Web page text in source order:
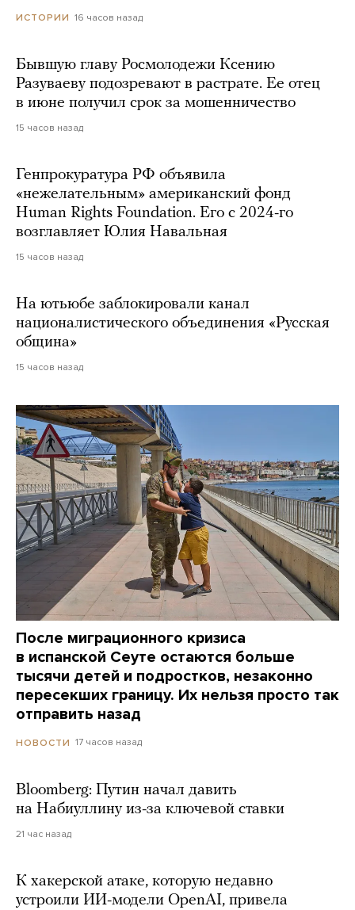
ИСТОРИИ 16 часов назад
Бывшую главу Росмолодежи Ксению
Разуваеву подозревают в растрате. Ее отец
в июне получил срок за мошенничество
15 часов назад
Генпрокуратура РФ объявила
«нежелательным» американский фонд
Human Rights Foundation. Его с 2024-го
возглавляет Юлия Навальная
15 часов назад
На ютьюбе заблокировали канал
националистического объединения «Русская
община»
15 часов назад
После миграционного кризиса
в испанской Сеуте остаются больше
тысячи детей и подростков, незаконно
пересекших границу. Их нельзя просто так
отправить назад
НОВОСТИ 17 часов назад
Bloomberg: Путин начал давить
на Набиуллину из-за ключевой ставки
21 час назад
К хакерской атаке, которую недавно
устроили ИИ-модели OpenAI, привела